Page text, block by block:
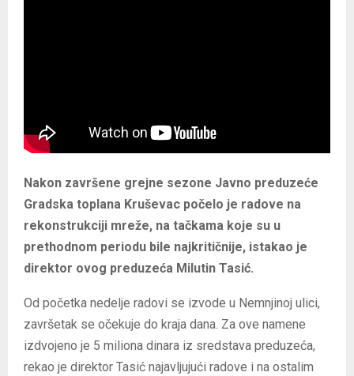
Nakon završene grejne sezone Javno preduzeće
Gradska toplana Kruševac počelo je radove na
rekonstrukciji mreže, na tačkama koje su u
prethodnom periodu bile najkritičnije, istakao je
direktor ovog preduzeća Milutin Tasić.
Od početka nedelje radovi se izvode u Nemnjinoj ulici,
završetak se očekuje do kraja dana. Za ove namene
izdvojeno je 5 miliona dinara iz sredstava preduzeća,
rekao je direktor Tasić najavljujući radove i na ostalim